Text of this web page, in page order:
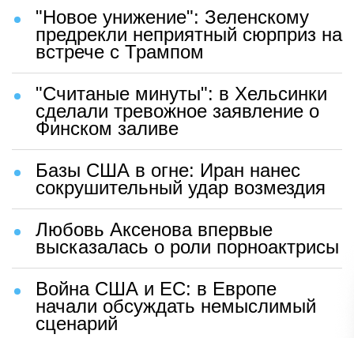
"Новое унижение": Зеленскому
предрекли неприятный сюрприз на
встрече с Трампом
"Считаные минуты": в Хельсинки
сделали тревожное заявление о
Финском заливе
Базы США в огне: Иран нанес
сокрушительный удар возмездия
Любовь Аксенова впервые
высказалась о роли порноактрисы
Война США и ЕС: в Европе
начали обсуждать немыслимый
сценарий